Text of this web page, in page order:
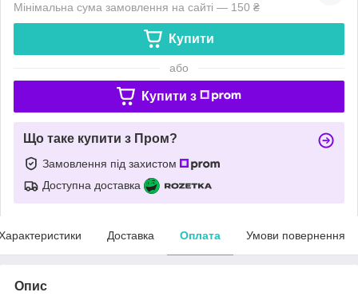
Мінімальна сума замовлення на сайті — 150 ₴
Купити
або
Купити з
Що таке купити з Пром?
Замовлення під захистом
Доступна доставка
Доставка Оплата Умови повернення
Опис